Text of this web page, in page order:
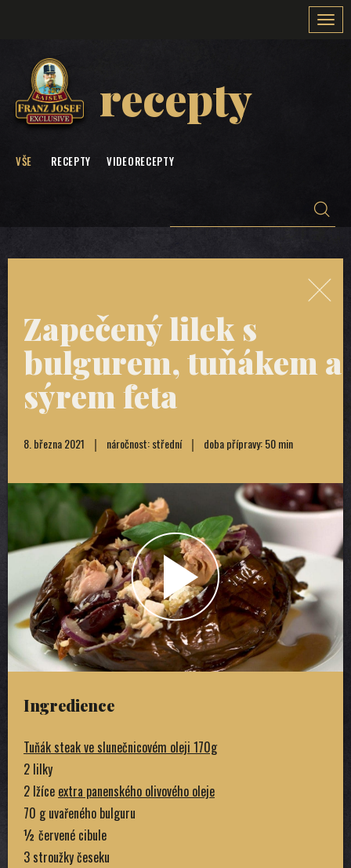
recepty
VŠE RECEPTY VIDEORECEPTY
Zapečený lilek s
bulgurem, tuňákem a
sýrem feta
8. března 2021 náročnost: střední doba přípravy: 50 min
Ingredience
Tuňák steak ve slunečnicovém oleji 170g
2 lilky
2 lžíce extra panenského olivového oleje
70 g uvařeného bulguru
½ červené cibule
3 stroužky česeku